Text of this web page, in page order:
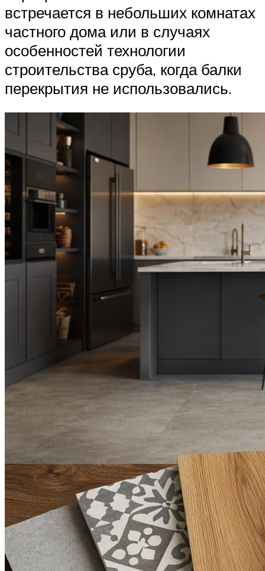
встречается в небольших комнатах
частного дома или в случаях
особенностей технологии
строительства сруба, когда балки
перекрытия не использовались.